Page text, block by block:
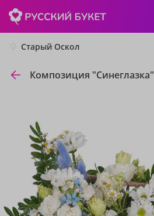
Старый Оскол
Композиция "Синеглазка"